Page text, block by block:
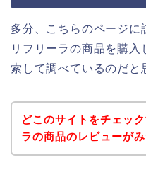
多分、こちらのページに
リフリーラの商品を購
索して調べているのだと
どこのサイトをチェッ
ラの商品のレビューが